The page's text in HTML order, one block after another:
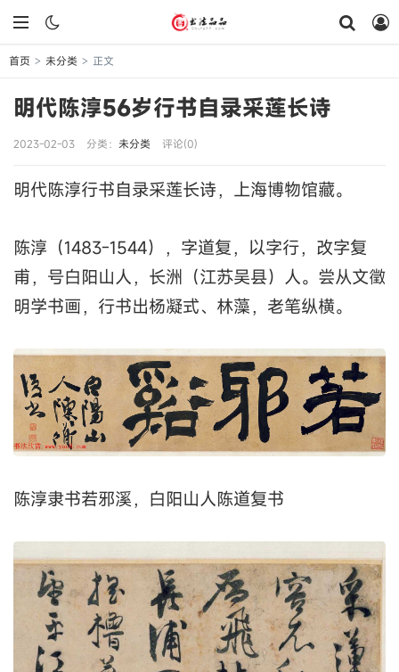
首页 > 未分类 > 正文
明代陈淳56岁行书自录采莲长诗
2023-02-03 分类： 未分类 评论(0)
明代陈淳行书自录采莲长诗，上海博物馆藏。
陈淳（1483-1544），字道复，以字行，改字复
甫，号白阳山人，长洲（江苏吴县）人。尝从文徵
明学书画，行书出杨凝式、林藻，老笔纵横。
陈淳隶书若邪溪，白阳山人陈道复书